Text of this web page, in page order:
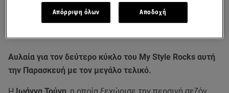
Της είχε ασκηθεί σκληρή κριτική για τη φωτογραφία στο μνημείο του
Αυλαία για τον δεύτερο κύκλο του My Style Rocks αυτή
την Παρασκευή με τον μεγάλο τελικό.
Απόρριψη όλων Αποδοχή